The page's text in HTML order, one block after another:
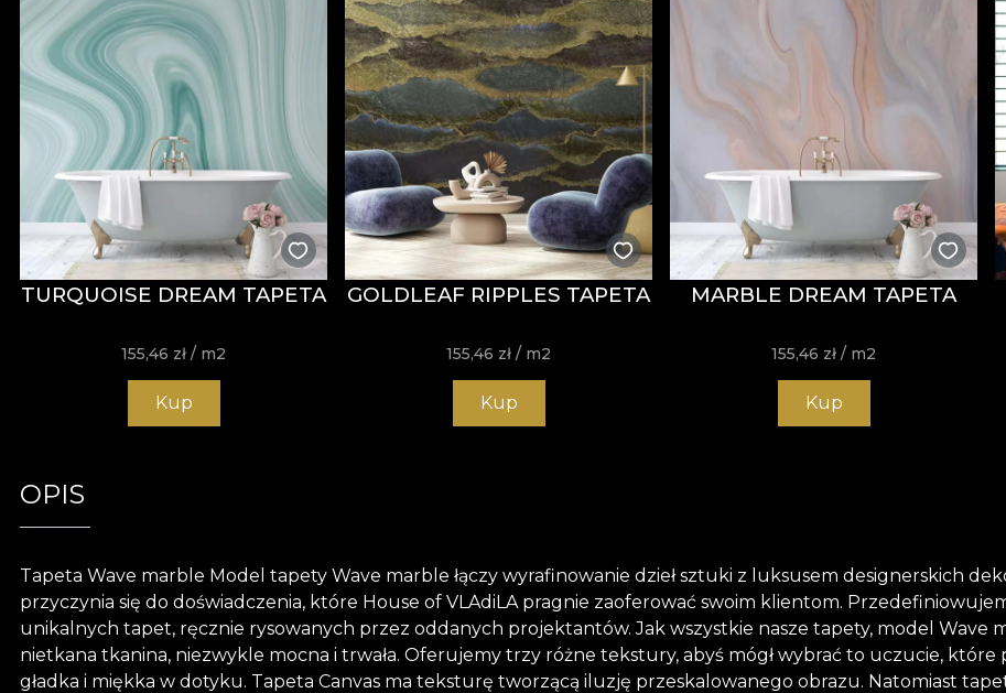
TURQUOISE DREAM TAPETA
155,46 zł / m2
Kup
GOLDLEAF RIPPLES TAPETA
155,46 zł / m2
Kup
MARBLE DREAM TAPETA
155,46 zł / m2
Kup
OPIS
Tapeta Wave marble Model tapety Wave marble łączy wyrafinowanie dzieł sztuki z luksusem designerskich
przyczynia się do doświadczenia, które House of VLAdiLA pragnie zaoferować swoim klientom.
unikalnych tapet, ręcznie rysowanych przez oddanych projektantów. Jak wszystkie nasze tapety, model Wave
nietkana tkanina, niezwykle mocna i trwała. Oferujemy trzy różne tekstury, abyś mógł wybrać to uczucie,
gładka i miękka w dotyku. Tapeta Canvas ma teksturę tworzącą iluzję przeskalowanego obrazu. Natomiast